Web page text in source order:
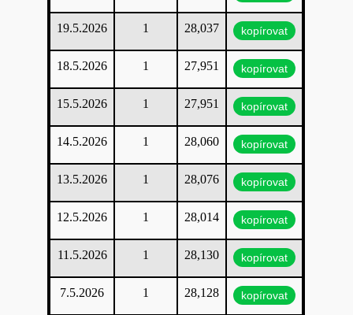
19.5.2026 1 28,037 kopírovat
18.5.2026 1 27,951 kopírovat
15.5.2026 1 27,951 kopírovat
14.5.2026 1 28,060 kopírovat
13.5.2026 1 28,076 kopírovat
12.5.2026 1 28,014 kopírovat
11.5.2026 1 28,130 kopírovat
7.5.2026 1 28,128 kopírovat